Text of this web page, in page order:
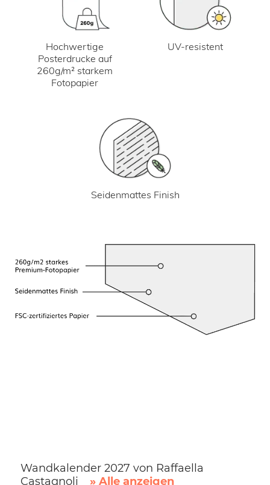
Hochwertige
Posterdrucke auf
260g/m² starkem
Fotopapier
UV-resistent
Seidenmattes Finish
Wandkalender 2027 von Raffaella
Castagnoli
» Alle anzeigen